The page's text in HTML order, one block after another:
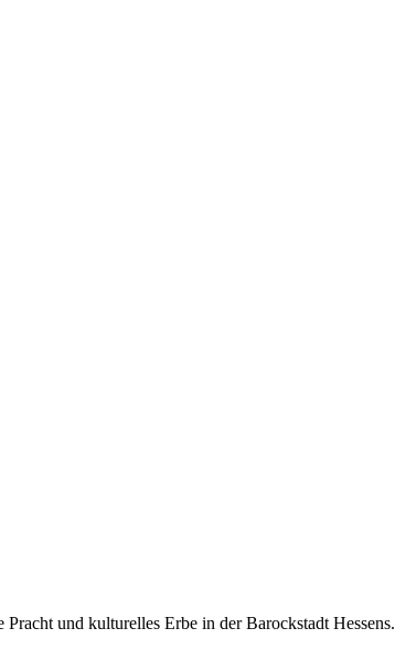
und kulturelles Erbe in der Barockstadt Hessens.